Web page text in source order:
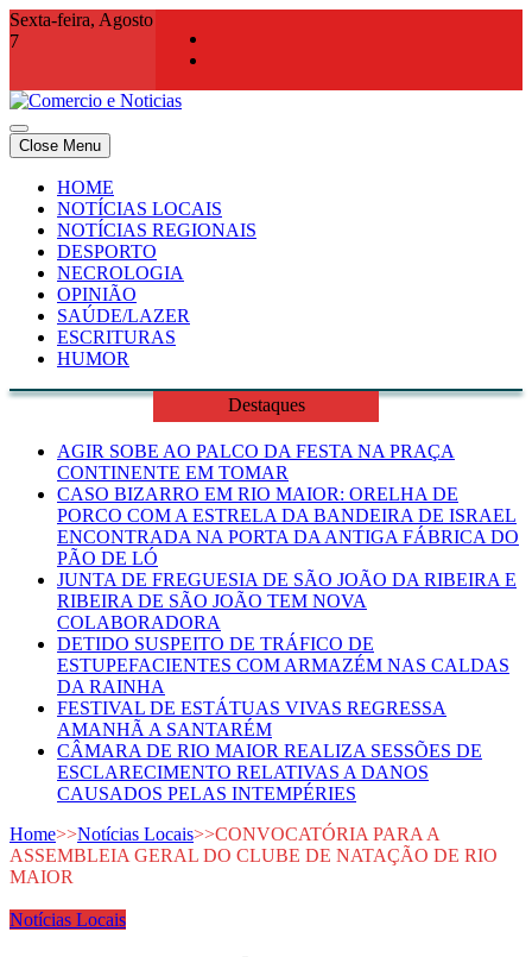
Skip
to
Sexta-feira, Agosto
7
Comercio e Noticias
Notícias e Publicidade Online
Close Menu
HOME
NOTÍCIAS LOCAIS
NOTÍCIAS REGIONAIS
DESPORTO
NECROLOGIA
OPINIÃO
SAÚDE/LAZER
ESCRITURAS
HUMOR
Destaques
AGIR SOBE AO PALCO DA FESTA NA PRAÇA
CONTINENTE EM TOMAR
CASO BIZARRO EM RIO MAIOR: ORELHA DE
PORCO COM A ESTRELA DA BANDEIRA DE ISRAEL
ENCONTRADA NA PORTA DA ANTIGA FÁBRICA DO
PÃO DE LÓ
JUNTA DE FREGUESIA DE SÃO JOÃO DA RIBEIRA E
RIBEIRA DE SÃO JOÃO TEM NOVA
COLABORADORA
DETIDO SUSPEITO DE TRÁFICO DE
ESTUPEFACIENTES COM ARMAZÉM NAS CALDAS
DA RAINHA
FESTIVAL DE ESTÁTUAS VIVAS REGRESSA
AMANHÃ A SANTARÉM
CÂMARA DE RIO MAIOR REALIZA SESSÕES DE
ESCLARECIMENTO RELATIVAS A DANOS
CAUSADOS PELAS INTEMPÉRIES
Home>>Notícias Locais>>CONVOCATÓRIA PARA A
ASSEMBLEIA GERAL DO CLUBE DE NATAÇÃO DE RIO
MAIOR
Notícias Locais